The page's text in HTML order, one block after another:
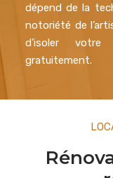
dépend de la
notoriété de
d’isoler
gratuitement.